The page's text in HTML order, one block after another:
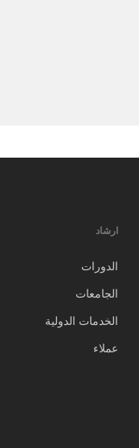
ارشاد
الدورات
الجامعات
الخدمات الدولية
عملاء